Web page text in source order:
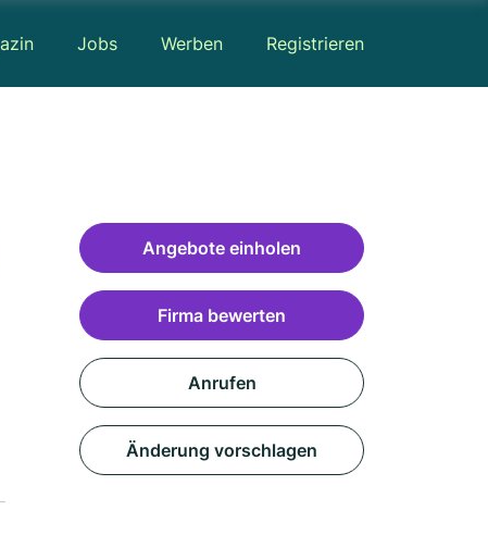
Jobs Werben Registrieren
Angebote einholen
Firma bewerten
Anrufen
Änderung vorschlagen